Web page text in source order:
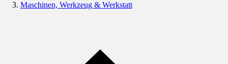
Maschinen, Werkzeug & Werkstatt